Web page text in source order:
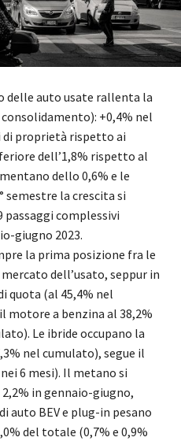
delle auto usate rallenta la
+0,4% nel
di proprietà rispetto ai
dell’1,8% rispetto al
dello 0,6% e le
semestre la crescita si
passaggi complessivi
giugno 2023.
la prima posizione fra le
dell’usato, seppur in
quota (al 45,4% nel
motore a benzina al 38,2%
Le ibride occupano la
nel cumulato), segue il
6 mesi). Il metano si
in gennaio-giugno,
BEV e plug-in pesano
del totale (0,7% e 0,9%